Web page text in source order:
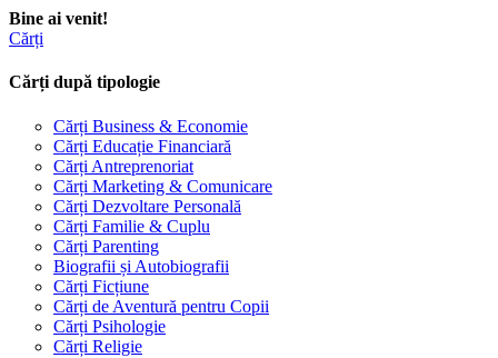
Bine ai venit!
Cărți
Cărți după tipologie
Cărți Business & Economie
Cărți Educație Financiară
Cărți Antreprenoriat
Cărți Marketing & Comunicare
Cărți Dezvoltare Personală
Cărți Familie & Cuplu
Cărți Parenting
Biografii și Autobiografii
Cărți Ficțiune
Cărți de Aventură pentru Copii
Cărți Psihologie
Cărți Religie